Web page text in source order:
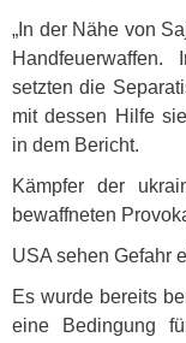
„In der Nähe von
setzten die
mit dessen Hilfe
in dem Bericht.
Kämpfer der
bewaffneten
USA sehen Gefahr
Es wurde bereits
eine Bedingung